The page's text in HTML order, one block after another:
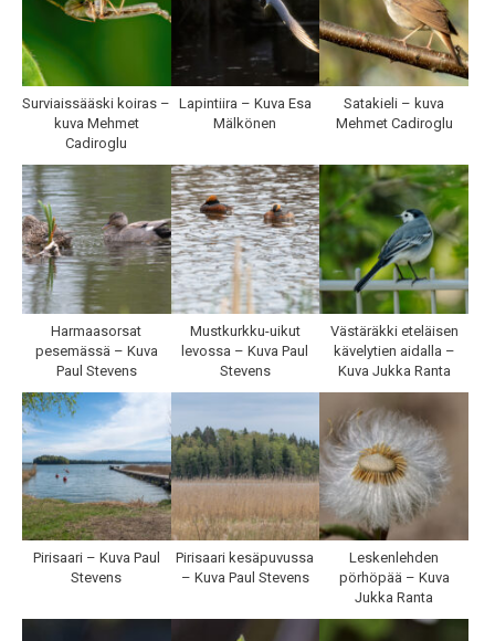
Surviaissääski koiras –
kuva Mehmet
Cadiroglu
Lapintiira – Kuva Esa
Mälkönen
Satakieli – kuva
Mehmet Cadiroglu
Harmaasorsat
pesemässä – Kuva
Paul Stevens
Mustkurkku-uikut
levossa – Kuva Paul
Stevens
Västäräkki eteläisen
kävelytien aidalla –
Kuva Jukka Ranta
Pirisaari – Kuva Paul
Stevens
Pirisaari kesäpuvussa
– Kuva Paul Stevens
Leskenlehden
pörhöpää – Kuva
Jukka Ranta